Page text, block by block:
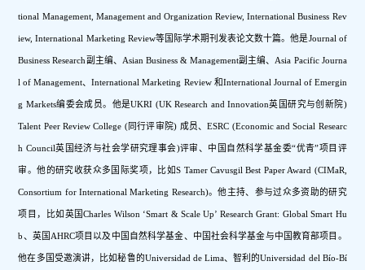
tional Management, Management and Organization Review, International Business Rev
iew, International Marketing Review等国际学术期刊发表论文数十篇。他是Journal of
Business Research副主编、Asian Business & Management副主编、Asia Pacific Journa
l of Management、International Marketing Review 和International Journal of Emergin
g Markets编委会成员。他是UKRI (UK Research and Innovation英国研究与创新院)
Talent Peer Review College (同行评审院) 成员、ESRC (Economic and Social Researc
h Council英国经济与社会学研究理事会)评审、中国自然科学基金委“优青”项目评
审。他的研究收获众多国际奖项，比如S Tamer Cavusgil Best Paper Award (CIMaR,
Consortium for International Marketing Research)。他主持、参与过众多资助的研究
项目，比如英国Charles Wilson ‘Smart & Scale Up’ Research Grant: Global Smart Hu
b、英国AHRC项目以及中国自然科学基金、中国社会科学基金与中国教育部项目。
他在多国受邀演讲，比如秘鲁的Universidad de Lima、智利的Universidad del Bío-Bí